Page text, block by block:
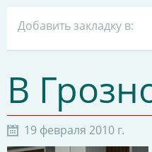
Добавить закладку в:
В
19 февраля 2010 г.